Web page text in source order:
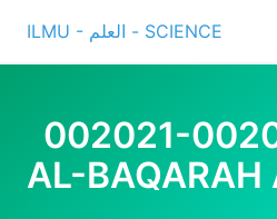
content
ILMU - العلم - SCIENCE
002021-
AL-BAQARAH